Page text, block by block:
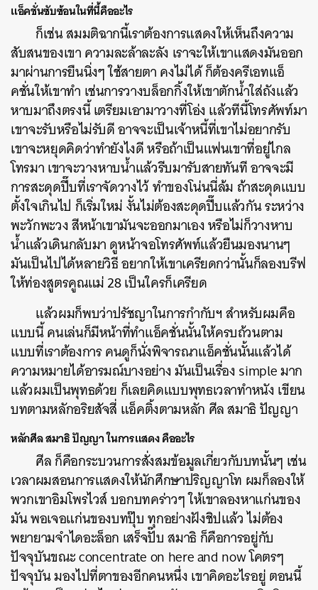
แอ็คชั่นซับซ้อนในที่นี้คืออะไร
ก็เช่น สมมติฉากนี้เราต้องการแสดงให้เห็นถึงความ
สับสนของเขา ความละล้าละลัง เราจะให้เขาแสดงมันออก
มาผ่านการยืนนิ่งๆ ใช้สายตา คงไม่ได้ ก็ต้องครีเอทแอ็
คชั่นให้เขาทำ เช่นการวางบล็อกกิ้งให้เขาตักน้ำใส่ถังแล้ว
หาบมาถึงตรงนี้ เตรียมเอามาวางที่โอ่ง แล้วทีนี้โทรศัพท์มา
เขาจะรับหรือไม่รับดี อาจจะเป็นเจ้าหนี้ที่เขาไม่อยากรับ
เขาจะหยุดคิดว่าทำยังไงดี หรือถ้าเป็นแฟนเขาที่อยู่ไกล
โทรมา เขาจะวางหาบน้ำแล้วรีบมารับสายทันที อาจจะมี
การสะดุดปี๊บที่เราจัดวางไว้ ทำของโน่นนี่ล้ม ถ้าสะดุดแบบ
ตั้งใจเกินไป ก็เริ่มใหม่ งั้นไม่ต้องสะดุดปี๊บแล้วกัน ระหว่าง
พะวักพะวง สีหน้าเขามันจะออกมาเอง หรือไม่ก็วางหาบ
น้ำแล้วเดินกลับมา ดูหน้าจอโทรศัพท์แล้วยืนมองนานๆ
มันเป็นไปได้หลายวิธี อยากให้เขาเครียดกว่านั้นก็ลองบรีฟ
ให้ท่องสูตรคูณแม่ 28 เป็นใครก็เครียด
แล้วผมก็พบว่าปรัชญาในการกำกับฯ สำหรับผมคือ
แบบนี้ คนเล่นก็มีหน้าที่ทำแอ็คชั่นนั้นให้ครบถ้วนตาม
แบบที่เราต้องการ คนดูก็นั่งพิจารณาแอ็คชั่นนั้นแล้วได้
ความหมายได้อารมณ์บางอย่าง มันเป็นเรื่อง simple มาก
แล้วผมเป็นพุทธด้วย ก็เลยคิดแบบพุทธเวลาทำหนัง เขียน
บทตามหลักอริยสัจสี่ แอ็คติ้งตามหลัก ศีล สมาธิ ปัญญา
หลักศีลสมาธิปัญญาในการแสดงคืออะไร
ศีล ก็คือกระบวนการสั่งสมข้อมูลเกี่ยวกับบทนั้นๆ เช่น
เวลาผมสอนการแสดงให้นักศึกษาปริญญาโท ผมก็ลองให้
พวกเขาอิมโพรไวส์ บอกบทคร่าวๆ ให้เขาลองหาแก่นของ
มัน พอเจอแก่นของบทปุ๊บ ทุกอย่างฝังชิปแล้ว ไม่ต้อง
พยายามจำไดอะล็อก เสร็จปั๊บ สมาธิ ก็คือการอยู่กับ
ปัจจุบันขณะ concentrate on here and now โคตรๆ
ปัจจุบัน มองไปที่ตาของอีกคนหนึ่ง เขาคิดอะไรอยู่ ตอนนี้